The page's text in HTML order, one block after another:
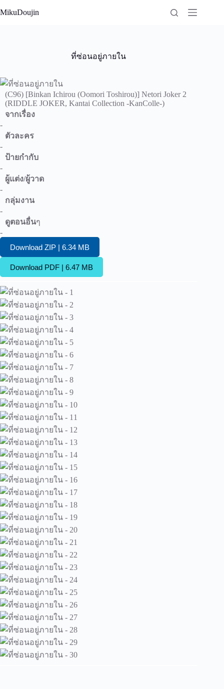
to
MikuDoujin
ที่ซ่อนอยู่ภายใน
(C96) [Binkan Ichirou (Oomori Toshirou)] Netori Joker 2
(RIDDLE JOKER, Kantai Collection -KanColle-)
จากเรื่อง
-
ตัวละคร
-
ป้ายกำกับ
-
ผู้แต่ง/ผู้วาด
-
กลุ่มงาน
-
ดูตอนอื่นๆ
-
Download ZIP | 6.34 MB
Download PDF | 6.47 MB